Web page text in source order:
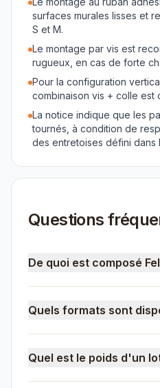
surfaces murales lisses et
S et M.
Le montage par vis est
rugueux, en cas de forte
Pour la configuration
combinaison vis + colle est
La notice indique que les
tournés, à condition de
des entretoises défini dans
Questions
De quoi est composé
Quels formats sont
Quel est le poids d'un